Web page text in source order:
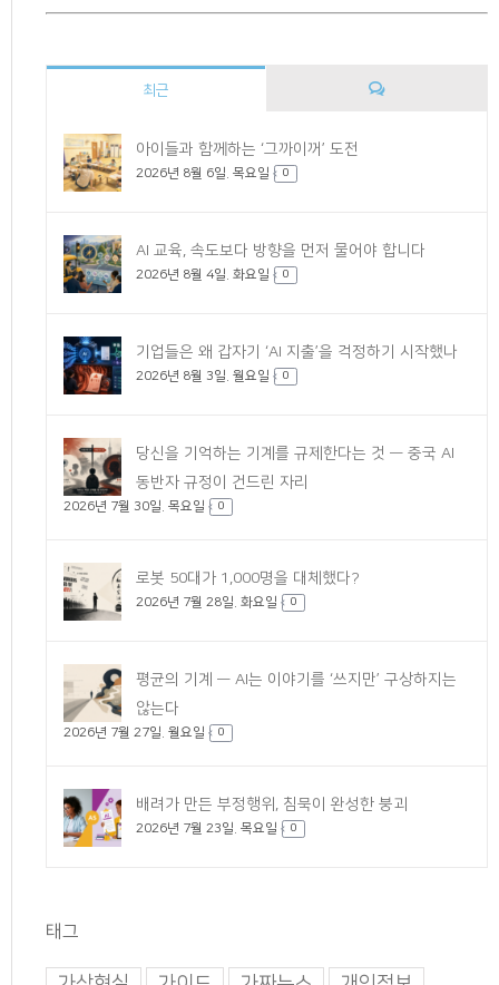
최근
아이들과 함께하는 ‘그까이꺼’ 도전
2026년 8월 6일. 목요일 0
AI 교육, 속도보다 방향을 먼저 물어야 합니다
2026년 8월 4일. 화요일 0
기업들은 왜 갑자기 ‘AI 지출’을 걱정하기 시작했나
2026년 8월 3일. 월요일 0
당신을 기억하는 기계를 규제한다는 것 — 중국 AI
동반자 규정이 건드린 자리
2026년 7월 30일. 목요일 0
로봇 50대가 1,000명을 대체했다?
2026년 7월 28일. 화요일 0
평균의 기계 — AI는 이야기를 ‘쓰지만’ 구상하지는
않는다
2026년 7월 27일. 월요일 0
배려가 만든 부정행위, 침묵이 완성한 붕괴
2026년 7월 23일. 목요일 0
태그